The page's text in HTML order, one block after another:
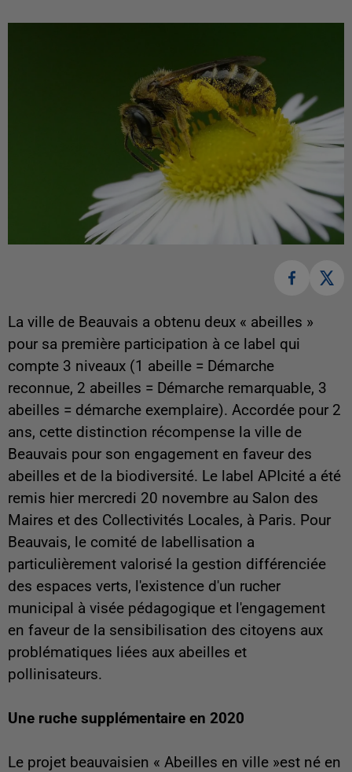
La ville de Beauvais a obtenu deux « abeilles »
pour sa première participation à ce label qui
compte 3 niveaux (1 abeille = Démarche
reconnue, 2 abeilles = Démarche remarquable, 3
abeilles = démarche exemplaire). Accordée pour 2
ans, cette distinction récompense la ville de
Beauvais pour son engagement en faveur des
abeilles et de la biodiversité. Le label APIcité a été
remis hier mercredi 20 novembre au Salon des
Maires et des Collectivités Locales, à Paris. Pour
Beauvais, le comité de labellisation a
particulièrement valorisé la gestion différenciée
des espaces verts, l'existence d'un rucher
municipal à visée pédagogique et l'engagement
en faveur de la sensibilisation des citoyens aux
problématiques liées aux abeilles et
pollinisateurs.
Une ruche supplémentaire en 2020
Le projet beauvaisien « Abeilles en ville »est né en